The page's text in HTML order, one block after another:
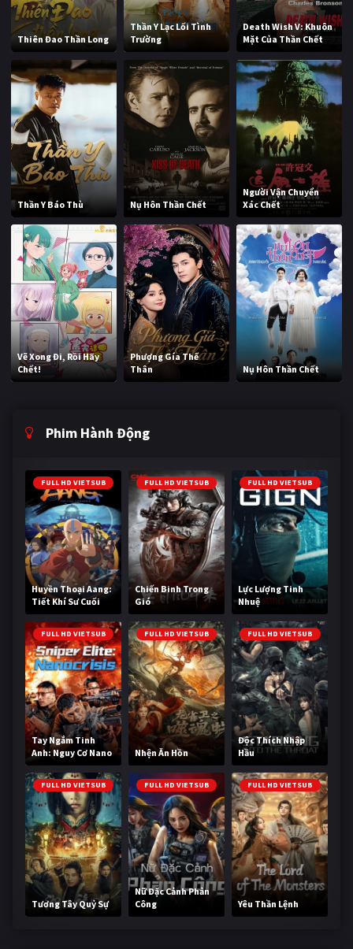
Thiên Đao Thần Long
Thần Y Lạc Lối Tình
Trường
Death Wish V: Khuôn
Mặt Của Thần Chết
Thần Y Báo Thù Nụ Hôn Thần Chết
Người Vận Chuyển
Xác Chết
Vẽ Xong Đi, Rồi Hãy
Chết!
Phượng Gía Thế
Thân
Nụ Hôn Thần Chết
Phim Hành Động
FULL HD VIETSUB
Huyền Thoại Aang:
Tiết Khí Sư Cuối
Cùng
FULL HD VIETSUB
Chiến Binh Trong
Gió
FULL HD VIETSUB
Lực Lượng Tinh
Nhuệ
FULL HD VIETSUB
Tay Ngắm Tinh
Anh: Nguy Cơ Nano
FULL HD VIETSUB
Nhện Ăn Hồn
FULL HD VIETSUB
Độc Thích Nhập
Hầu
FULL HD VIETSUB
Tương Tây Quỷ Sự
FULL HD VIETSUB
Nữ Đặc Cảnh Phản
Công
FULL HD VIETSUB
Yêu Thần Lệnh